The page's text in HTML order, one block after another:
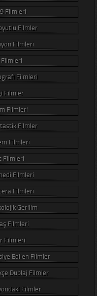
Filmleri
Filmler
Filmleri
Filmleri
Filmleri
Filmler
Filmleri
Filmler
Filmleri
Filmleri
Filmleri
Filmleri
Gerilim
Filmleri
Filmleri
Edilen Filmler
Dublaj Filmler
Filmler